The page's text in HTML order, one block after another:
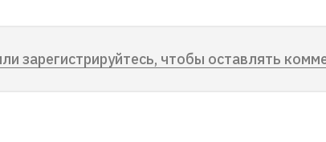
зарегистрируйтесь, чтобы оставлять